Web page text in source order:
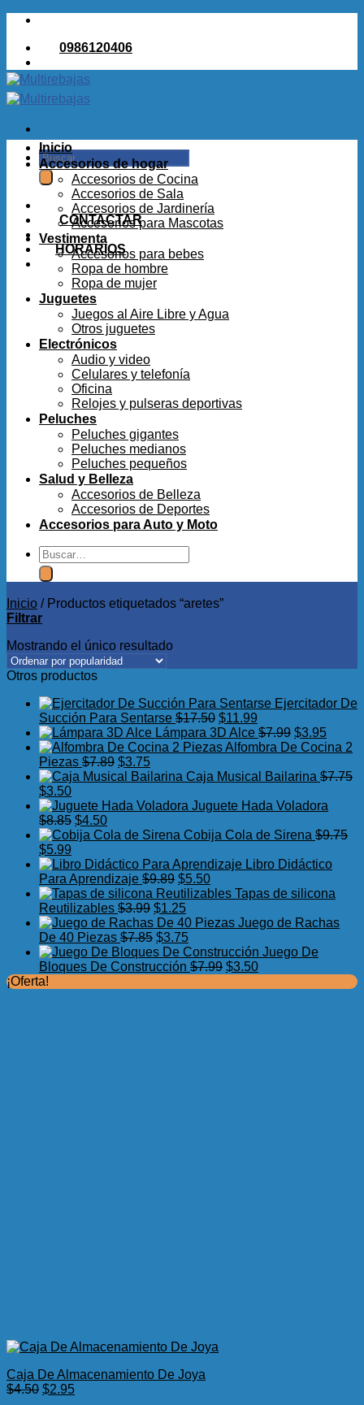
Saltar
contenido0986120406
Buscar
por:
CONTACTAR
HORARIOS
Inicio
Accesorios de hogar
Accesorios de Cocina
Accesorios de Sala
Accesorios de Jardinería
Accesorios para Mascotas
Vestimenta
Accesorios para bebes
Ropa de hombre
Ropa de mujer
Juguetes
Juegos al Aire Libre y Agua
Otros juguetes
Electrónicos
Audio y video
Celulares y telefonía
Oficina
Relojes y pulseras deportivas
Peluches
Peluches gigantes
Peluches medianos
Peluches pequeños
Salud y Belleza
Accesorios de Belleza
Accesorios de Deportes
Accesorios para Auto y Moto
Buscar
por:
Inicio /Productos etiquetados “aretes”
Filtrar
Mostrando el único resultado
Otros productos
Ejercitador De
Succión Para Sentarse $17.50 El
precio
original
$17.50.
$11.99
precio
actual
$11.99.
Lámpara 3D Alce $7.99 El
precio
era:
$3.95El
precio
es:
Alfombra De Cocina 2
Piezas $7.89 El
precio
era:
$3.75El
precio
es:
Caja Musical Bailarina $7.75
El
precio
original
era:
$7.75.
$3.50El
precio
actual
es:
Juguete Hada Voladora
$8.85 El
precio
era:
$8.85.
$4.50El
precio
es:
$4.50.
Cobija Cola de Sirena $9.75
El
precio
original
era:
$9.75.
$5.99
precio
actual
es:
$5.99.
Libro Didáctico
Para Aprendizaje $9.89 El
precio
original
era:
$9.89.
$5.50El
precio
es:
Tapas de silicona
Reutilizables $3.99 El
precio
original
era:
$3.99.
$1.25El
precio
actual
es:
$1.25.
Juego de Rachas
De 40 Piezas $7.85 El
precio
original
$3.75El
precio
actual
Juego De
Bloques De Construcción $7.99 El
$3.50El
¡Oferta!
Caja De Almacenamiento De Joya
$4.50 El
$2.95El